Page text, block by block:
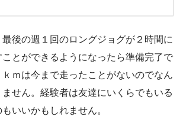
後の週１回のロングジョグが２時間に
とができるようになったら準備完了で
ｋｍは今まで走ったことがないのでなん
せん。経験者は友達にいくらでもいる
いいかもしれません。